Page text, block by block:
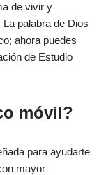
de vivir y
palabra de Dios
ahora puedes
de Estudio
móvil?
para ayudarte
mayor